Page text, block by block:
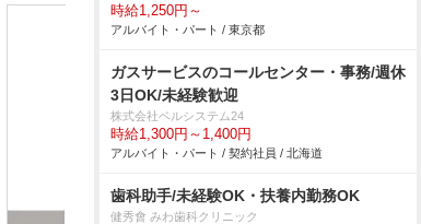
時給1,250円～
アルバイト・パート / 東京都
ガスサービスのコールセンター・事務/週休
3日OK/未経験歓迎
株式会社ベルシステム24
時給1,300円～1,400円
アルバイト・パート / 契約社員 / 北海道
歯科助手/未経験OK・扶養内勤務OK
健秀會 みわ歯科クリニック